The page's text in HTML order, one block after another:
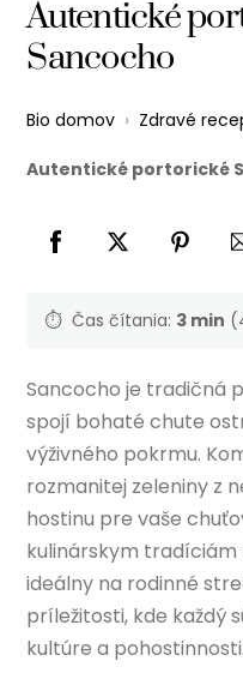
Autentické
Sancocho
Bio domov › Zdravé
Autentické portorické
⏱️ Čas čítania: 3 min
Sancocho je tradičná
spojí bohaté chute
výživného pokrmu.
rozmanitej zeleniny z
hostinu pre vaše
kulinárskym
ideálny na rodinné
príležitosti, kde každý
kultúre a pohostinnosti.